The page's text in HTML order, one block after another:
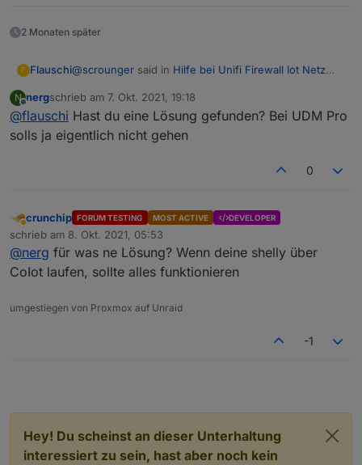
2 Monaten später
F Flauschi@scrounger said in Hilfe bei Unifi Firewall Iot Netz
ng gefunden. Man muss einen igmp-proxy
einrichten, hier ist ein Beispiel dazu:
hey hey.
IoT VLAN endlich mal gebaut mit eigenem WLAN und
einbauen muss? (Habe eine UDM-Pro). Auf dem Unifi
Gateway oder hier irgendwo im ioBroker?
Danke!
N
Offline
nergschrieb am 7. Okt. 2021, 19:18
zuletzt editiert von
@flauschi Hast du eine Lösung gefunden? Bei UDM Pro
solls ja eigentlich nicht gehen
0
Abwesend
crunchip FORUM TESTING MOST ACTIVE DEVELOPER
schrieb am 8. Okt. 2021, 05:53
zuletzt editiert von
@nerg für was ne Lösung? Wenn deine shelly über
CoIot laufen, sollte alles funktionieren
umgestiegen von Proxmox auf Unraid
-1
Hey! Du scheinst an dieser Unterhaltung
interessiert zu sein, hast aber noch kein